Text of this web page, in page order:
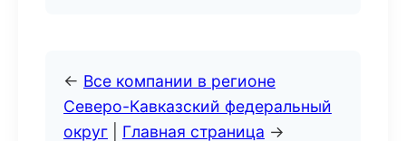
← Все компании в регионе
Северо-Кавказский федеральный
округ
Главная страница →